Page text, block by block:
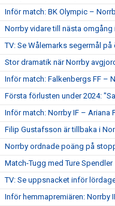
Inför match: BK Olympic –
Norrby vidare till nästa omgång
TV: Se Wålemarks segermål på
Stor dramatik när Norrby
Inför match: Falkenbergs FF –
Första förlusten under 2024:
Inför match: Norrby IF – Ariana
Filip Gustafsson är tillbaka i
Norrby ordnade poäng på
Match-Tugg med Ture Spendler
TV: Se uppsnacket inför
Inför hemmapremiären: Norrby